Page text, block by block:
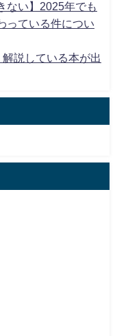
ない】2025年でも
っている件につい
説している本が出